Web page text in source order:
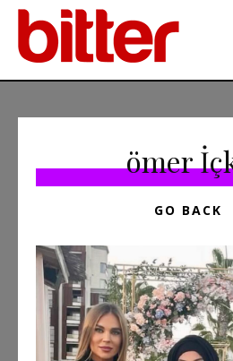
ömer
GO BACK